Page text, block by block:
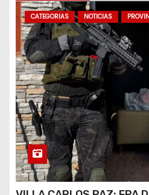
s CATEGORIAS NOTICIAS